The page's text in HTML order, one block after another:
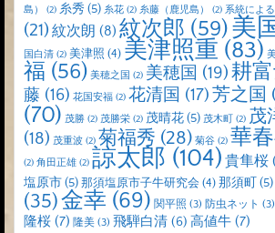
島）
(2) 糸秀 (5) 糸花 (2) 糸藤（鹿児島） (2) 系統によ
(21) 紋次朗 (8) 紋次郎 (59)美
国白清 (2) 美津照 (4) 美津照重 (83)
福 (56) 美穂之国 (2) 美穂国 (19)耕
藤 (16) 花国安福 (2) 花清国 (17)芳之国
(70) 茂勝 (2) 茂勝栄 (2) 茂晴花(5) 茂木町 (2) 茂
(18) 茂重波 (2) 菊福秀 (28) 菊谷 (2) 華
(2) 角田正雄 (2) 諒太郎 (104) 貴隼桜
塩原市(5) 那須塩原市子牛研究会 (4) 那須町(5)
(35)金幸 (69) 関平照 (3) 防虫ネット (3)
隆桜 (7) 隆美 (3) 飛騨白清 (6) 高値牛 (7)